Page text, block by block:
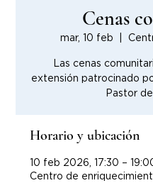
Cenas
mar, 10 feb
Las cenas
extensión patrocinado
Pastor
Horario y ubicación
10 feb 2026, 17:30 –
Centro de